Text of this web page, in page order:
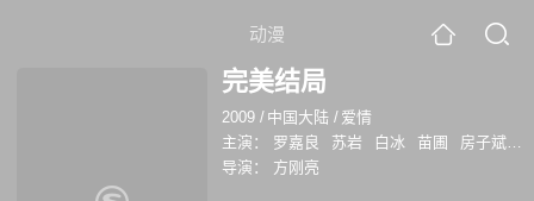
动漫
完美结局
2009 / 中国大陆 / 爱情
主演：
罗嘉良 苏岩 白冰 苗圃 房子斌
导演：
方刚亮